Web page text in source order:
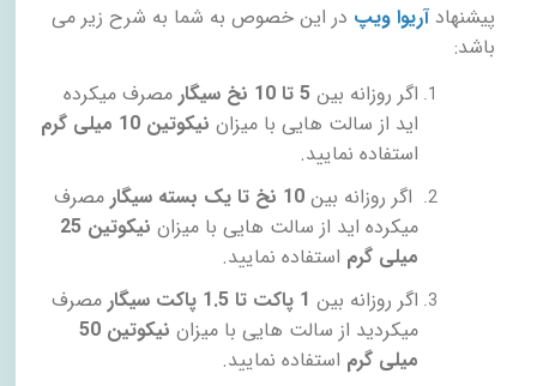
پیشنهادآریوا ویپ در این خصوص به شما به شرح زیر می
باشد:
اگر روزانه بین 5 تا 10 نخ سیگار
مصرف میکرده
اید از سالت هایی با میزان نیکوتین 10 میلی گرم
استفاده نمایید.
اگر روزانه بین 10 نخ تا یک بسته سیگار مصرف
میکرده اید از سالت هایی با میزان
نیکوتین 25
میلی گرم استفاده نمایید.
اگر روزانه بین1 پاکت تا 1.5 پاکت سیگار
مصرف
میکردید از سالت هایی با میزان
نیکوتین 50
میلی گرم استفاده نمایید.